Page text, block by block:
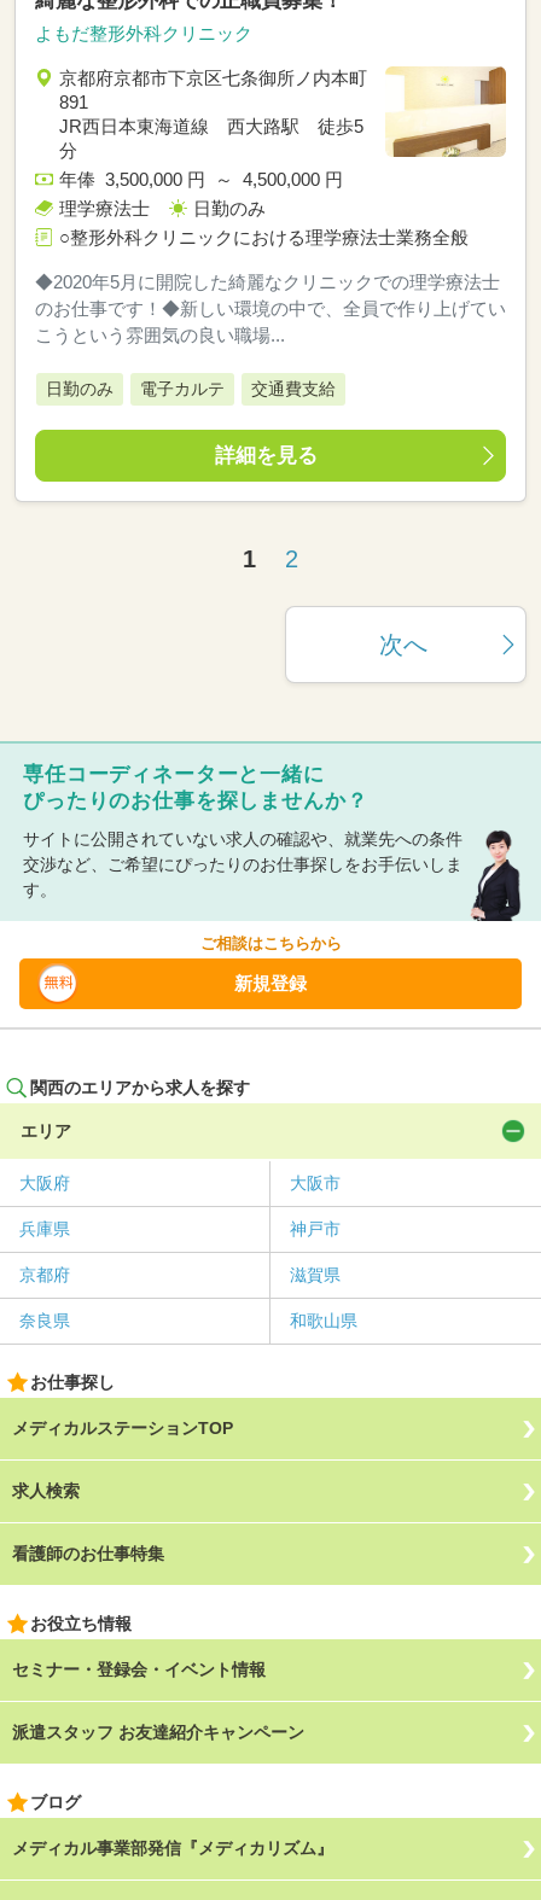
よもだ整形外科クリニック
京都府京都市下京区七条御所ノ内本町
891
JR西日本東海道線 西大路駅 徒歩5
分
年俸 3,500,000 円 ～ 4,500,000 円
理学療法士
日勤のみ
○整形外科クリニックにおける理学療法士業務全般
◆2020年5月に開院した綺麗なクリニックでの理学療法士
のお仕事です！◆新しい環境の中で、全員で作り上げてい
こうという雰囲気の良い職場...
日勤のみ 電子カルテ 交通費支給
詳細を見る
1 2
次へ
専任コーディネーターと一緒に
ぴったりのお仕事を探しませんか？
サイトに公開されていない求人の確認や、就業先への条件
交渉など、ご希望にぴったりのお仕事探しをお手伝いしま
す。
ご相談はこちらから
新規登録
関西のエリアから求人を探す
エリア
大阪府 大阪市
兵庫県 神戸市
京都府 滋賀県
奈良県 和歌山県
お仕事探し
メディカルステーションTOP
求人検索
看護師のお仕事特集
お役立ち情報
セミナー・登録会・イベント情報
派遣スタッフ お友達紹介キャンペーン
ブログ
メディカル事業部発信『メディカリズム』